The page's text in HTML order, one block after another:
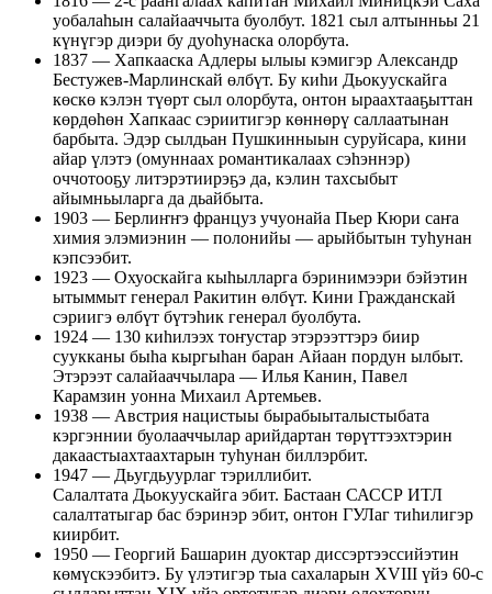
уобалаһын салайааччыта буолбут. 1821 сыл алтынньы 21
күнүгэр диэри бу дуоһунаска олорбута.
1837 — Хапкааска Адлеры ылыы кэмигэр Александр
Бестужев-Марлинскай өлбүт. Бу киһи Дьокуускайга
көскө кэлэн түөрт сыл олорбута, онтон ыраахтааҕыттан
көрдөһөн Хапкаас сэриитигэр көннөрү саллаатынан
барбыта. Эдэр сылдьан Пушкинныын суруйсара, кини
айар үлэтэ (омуннаах романтикалаах сэһэннэр)
оччотооҕу литэрэтиирэҕэ да, кэлин тахсыбыт
айымньыларга да дьайбыта.
1903 — Берлиҥҥэ француз учуонайа Пьер Кюри саҥа
химия элэмиэнин — полонийы — арыйбытын туһунан
кэпсээбит.
1923 — Охуоскайга кыһылларга бэринимээри бэйэтин
ытыммыт генерал Ракитин өлбүт. Кини Гражданскай
сэриигэ өлбүт бүтэһик генерал буолбута.
1924 — 130 киһилээх тоҥустар этэрээттэрэ биир
суукканы быһа кыргыһан баран Айаан пордун ылбыт.
Этэрээт салайааччылара — Илья Канин, Павел
Карамзин уонна Михаил Артемьев.
1938 — Австрия нацистыы бырабыыталыстыбата
кэргэннии буолааччылар арийдартан төрүттээхтэрин
дакаастыахтаахтарын туһунан биллэрбит.
1947 — Дьугдьуурлаг тэриллибит.
Салалтата Дьокуускайга эбит. Бастаан САССР ИТЛ
салалтатыгар бас бэринэр эбит, онтон ГУЛаг тиһилигэр
киирбит.
1950 — Георгий Башарин дуоктар диссэртээссийэтин
көмүскээбитэ. Бу үлэтигэр тыа сахаларын XVIII үйэ 60-с